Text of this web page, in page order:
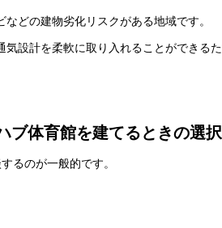
どの建物劣化リスクがある地域です。
設計を柔軟に取り入れることができる
ブ体育館を建てるときの選
るのが一般的です。